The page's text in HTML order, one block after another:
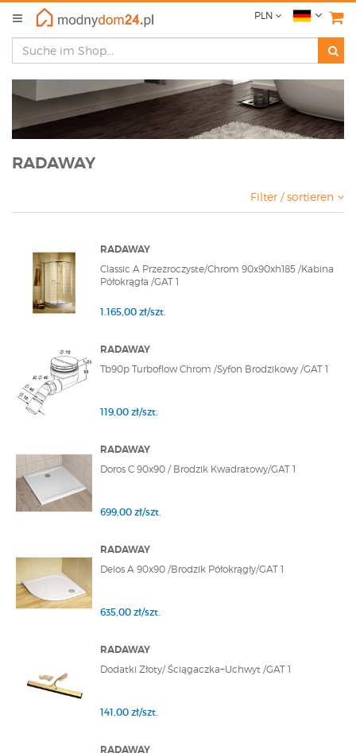
PLN
RADAWAY
Filter / sortieren
RADAWAY
Classic A Przezroczyste/Chrom 90x90xh185 /Kabina
Półokrągła /GAT 1
1.165,00 zł/szt.
RADAWAY
Tb90p Turboflow Chrom /Syfon Brodzikowy /GAT 1
119,00 zł/szt.
RADAWAY
Doros C 90x90 / Brodzik Kwadratowy/GAT 1
699,00 zł/szt.
RADAWAY
Delos A 90x90 /Brodzik Półokrągły/GAT 1
635,00 zł/szt.
RADAWAY
Dodatki Złoty/ Ściągaczka+Uchwyt /GAT 1
141,00 zł/szt.
RADAWAY